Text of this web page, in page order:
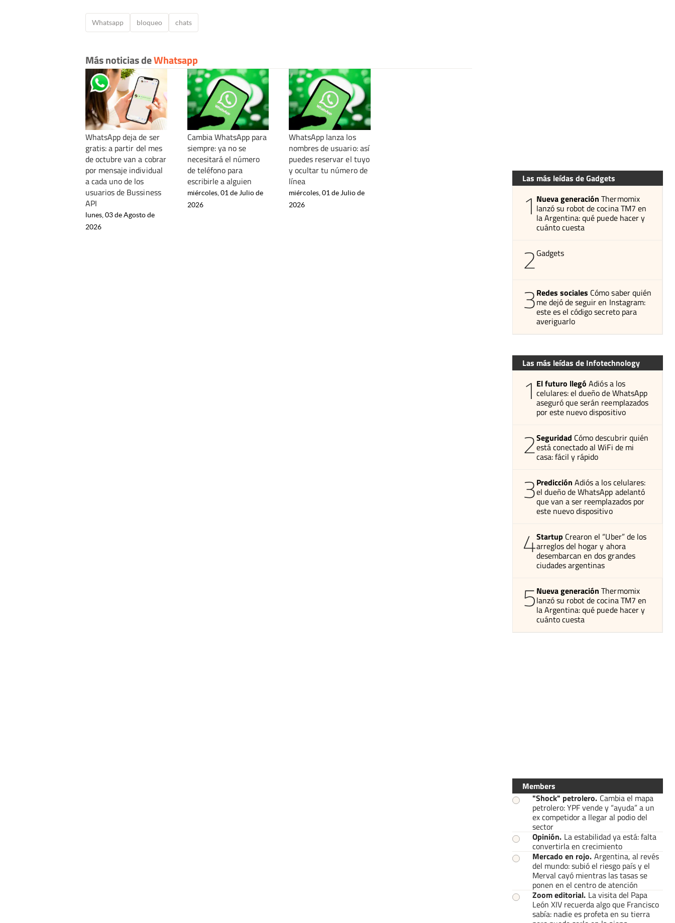
Whatsapp bloqueo chats
Más noticias deWhatsapp
WhatsApp deja de ser
gratis: a partir del mes
de octubre van a cobrar
por mensaje individual
a cada uno de los
usuarios de Bussiness
API
lunes, 03 de Agosto de
2026
Cambia WhatsApp para
siempre: ya no se
necesitará el número
de teléfono para
escribirle a alguien
miércoles, 01 de Julio de
2026
WhatsApp lanza los
nombres de usuario: así
puedes reservar el tuyo
y ocultar tu número de
línea
miércoles, 01 de Julio de
2026
Las más leídas de Gadgets
1 Nueva generación Thermomix
lanzó su robot de cocina TM7 en
la Argentina: qué puede hacer y
cuánto cuesta
2Gadgets
3Redes sociales Cómo saber quién
me dejó de seguir en Instagram:
este es el código secreto para
averiguarlo
Las más leídas de Infotechnology
1 El futuro llegó Adiós a los
celulares: el dueño de WhatsApp
aseguró que serán reemplazados
por este nuevo dispositivo
2Seguridad Cómo descubrir quién
está conectado al WiFi de mi
casa: fácil y rápido
3Predicción Adiós a los celulares:
el dueño de WhatsApp adelantó
que van a ser reemplazados por
este nuevo dispositivo
4Startup Crearon el “Uber” de los
arreglos del hogar y ahora
desembarcan en dos grandes
ciudades argentinas
5Nueva generación Thermomix
lanzó su robot de cocina TM7 en
la Argentina: qué puede hacer y
cuánto cuesta
Members
"Shock" petrolero. Cambia el mapa
petrolero: YPF vende y “ayuda” a un
ex competidor a llegar al podio del
sector
Opinión. La estabilidad ya está: falta
convertirla en crecimiento
Mercado en rojo. Argentina, al revés
del mundo: subió el riesgo país y el
Merval cayó mientras las tasas se
ponen en el centro de atención
Zoom editorial. La visita del Papa
León XIV recuerda algo que Francisco
sabía: nadie es profeta en su tierra